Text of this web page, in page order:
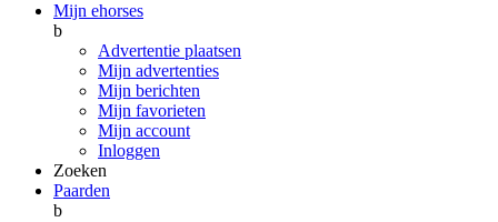
Mijn ehorses
b
Advertentie plaatsen
Mijn advertenties
Mijn berichten
Mijn favorieten
Mijn account
Inloggen
Zoeken
Paarden
b